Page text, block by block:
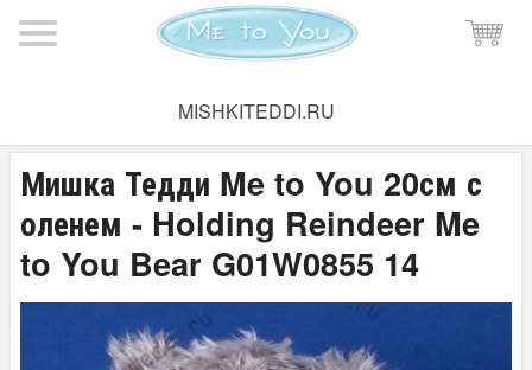
MISHKITEDDI.RU
Мишка Тедди Me to You 20см с
оленем - Holding Reindeer Me
to You Bear G01W0855 14